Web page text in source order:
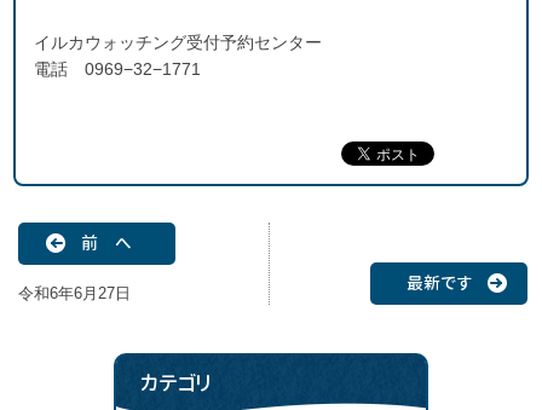
イルカウォッチング受付予約センター
電話 0969−32−1771
前 へ
令和6年6月27日 最新です
カテゴリ